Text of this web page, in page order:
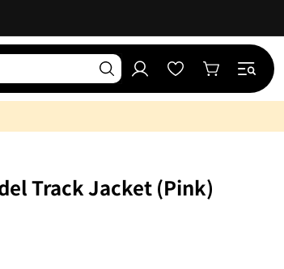
ロ
グ
イ
ン
に
入
り
リ
ト
カ
ー
Track Jacket (Pink)